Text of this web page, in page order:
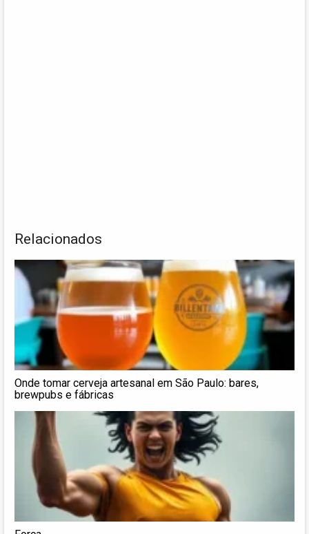
Relacionados
Onde tomar cerveja artesanal em São Paulo: bares,
brewpubs e fábricas